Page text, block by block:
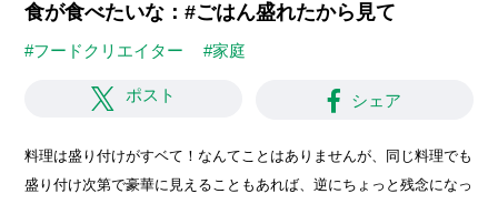
食が食べたいな：#ごはん盛れたから見て
#フードクリエイター #家庭
ポスト シェア
料理は盛り付けがすベて！なんてことはありませんが、同じ料理でも
盛り付け次第で豪華に見えることもあれば、逆にちょっと残念になっ